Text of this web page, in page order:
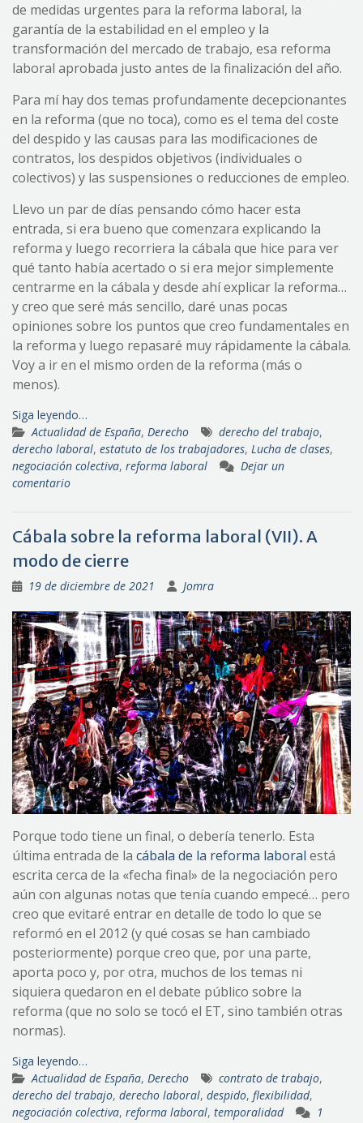
de medidas urgentes para la reforma laboral, la
garantía de la estabilidad en el empleo y la
transformación del mercado de trabajo, esa reforma
laboral aprobada justo antes de la finalización del año.
Para mí hay dos temas profundamente decepcionantes
en la reforma (que no toca), como es el tema del coste
del despido y las causas para las modificaciones de
contratos, los despidos objetivos (individuales o
colectivos) y las suspensiones o reducciones de empleo.
Llevo un par de días pensando cómo hacer esta
entrada, si era bueno que comenzara explicando la
reforma y luego recorriera la cábala que hice para ver
qué tanto había acertado o si era mejor simplemente
centrarme en la cábala y desde ahí explicar la reforma…
y creo que seré más sencillo, daré unas pocas
opiniones sobre los puntos que creo fundamentales en
la reforma y luego repasaré muy rápidamente la cábala.
Voy a ir en el mismo orden de la reforma (más o
menos).
Siga leyendo…
Actualidad de España, Derecho derecho del trabajo,
derecho laboral, estatuto de los trabajadores, Lucha de clases,
negociación colectiva, reforma laboral
Dejar un
comentario
Cábala sobre la reforma laboral (VII). A
modo de cierre
19 de diciembre de 2021 Jomra
Porque todo tiene un final, o debería tenerlo. Esta
última entrada de la cábala de la reforma laboral está
escrita cerca de la «fecha final» de la negociación pero
aún con algunas notas que tenía cuando empecé… pero
creo que evitaré entrar en detalle de todo lo que se
reformó en el 2012 (y qué cosas se han cambiado
posteriormente) porque creo que, por una parte,
aporta poco y, por otra, muchos de los temas ni
siquiera quedaron en el debate público sobre la
reforma (que no solo se tocó el ET, sino también otras
normas).
Siga leyendo…
Actualidad de España, Derecho contrato de trabajo,
derecho del trabajo, derecho laboral, despido, flexibilidad,
negociación colectiva, reforma laboral, temporalidad
1